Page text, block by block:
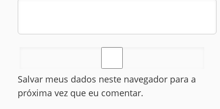
Salvar meus dados neste navegador para a
próxima vez que eu comentar.